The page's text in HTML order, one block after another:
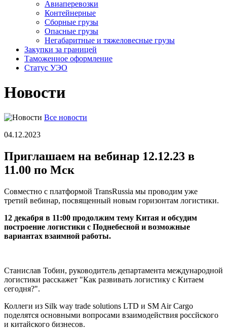
Авиаперевозки
Контейнерные
Сборные грузы
Опасные грузы
Негабаритные и тяжело­весные грузы
Закупки за границей
Таможенное оформление
Статус УЭО
Новости
Все новости
04.12.2023
Приглашаем на вебинар 12.12.23 в
11.00 по Мск
Совместно с платформой TransRussia мы проводим уже
третий вебинар, посвященный новым горизонтам логистики.
12 декабря в 11:00 продолжим тему Китая и обсудим
построение логистики с Поднебесной и возможные
вариантах взаимной работы.
Станислав Тобин, руководитель департамента международной
логистики расскажет "Как развивать логистику с Китаем
сегодня?".
Коллеги из Silk way trade solutions LTD и SM Air Cargo
поделятся основными вопросами взаимодействия россйского
и китайского бизнесов.